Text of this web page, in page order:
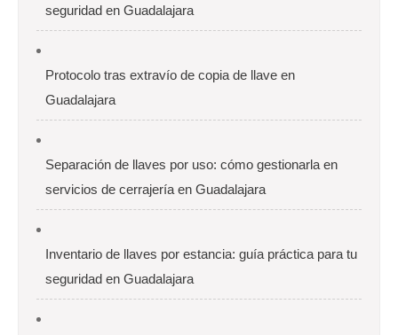
seguridad en Guadalajara
Protocolo tras extravío de copia de llave en
Guadalajara
Separación de llaves por uso: cómo gestionarla en
servicios de cerrajería en Guadalajara
Inventario de llaves por estancia: guía práctica para tu
seguridad en Guadalajara